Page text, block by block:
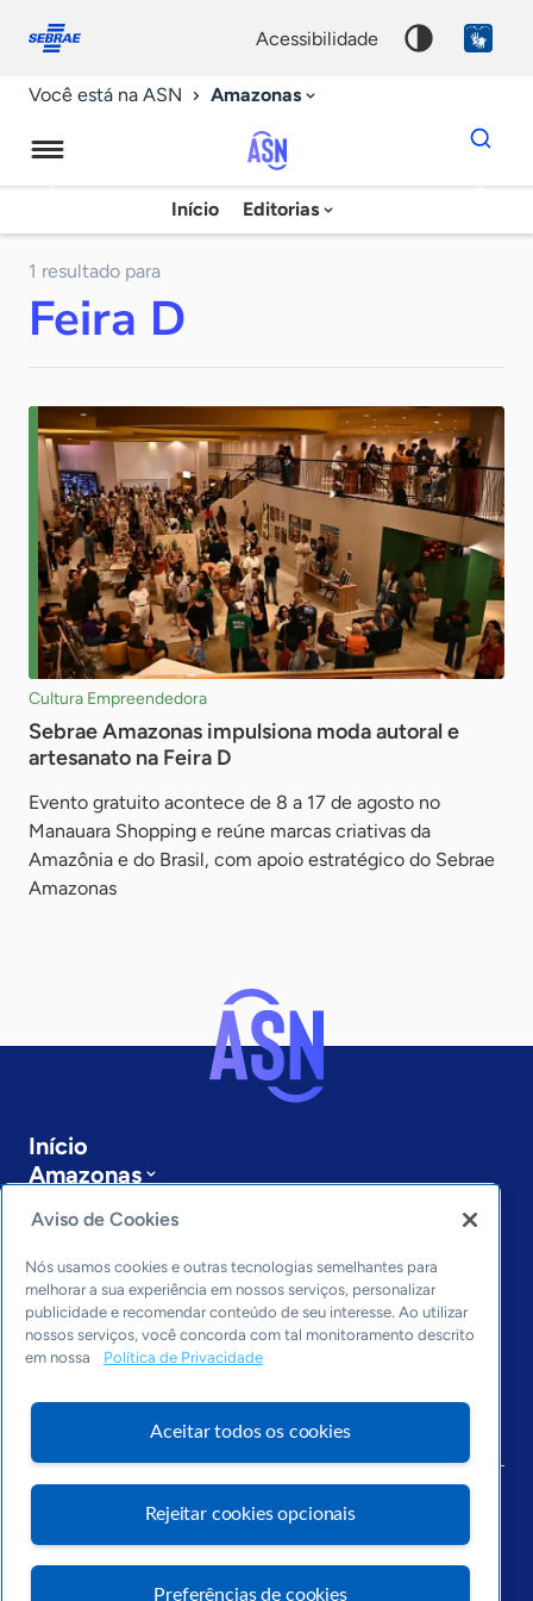
conosco
acessibilidade
Você está na ASN Amazonas
Agência
Sebrae
Início Editorias
Dados
para
chave
1 resultado para
Feira D
Cultura Empreendedora
Sebrae Amazonas impulsiona moda autoral e
artesanato na Feira D
Evento gratuito acontece de 8 a 17 de agosto no
Manauara Shopping e reúne marcas criativas da
Amazônia e do Brasil, com apoio estratégico do Sebrae
Amazonas
Início
Amazonas
Últimas notícias
Entre em contato
Editorias
Economia & Política
Inovação & Tecnologia
Arquivo
Aviso de Cookies
Nós usamos cookies e outras tecnologias semelhantes para
melhorar a sua experiência em nossos serviços, personalizar
publicidade e recomendar conteúdo de seu interesse. Ao utilizar
nossos serviços, você concorda com tal monitoramento descrito
em nossa
Política de Privacidade
Aceitar todos os cookies
Rejeitar cookies opcionais
Preferências de cookies